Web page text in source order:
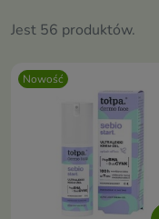
Jest 56 produktów.
Nowość